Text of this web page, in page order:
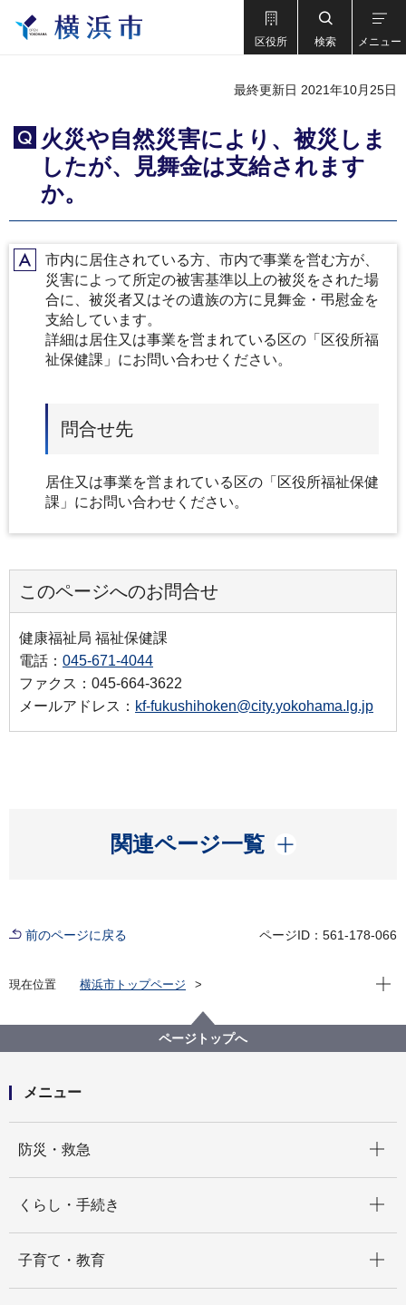
区役所 検索 メニュー
最終更新日 2021年10月25日
Q
火災や自然災害により、被災しま
したが、見舞金は支給されます
か。
A市内に居住されている方、市内で事業を営む方が、
災害によって所定の被害基準以上の被災をされた場
合に、被災者又はその遺族の方に見舞金・弔慰金を
支給しています。
詳細は居住又は事業を営まれている区の「区役所福
祉保健課」にお問い合わせください。
問合せ先
居住又は事業を営まれている区の「区役所福祉保健
課」にお問い合わせください。
このページへのお問合せ
健康福祉局 福祉保健課
電話： 045-671-4044
ファクス：045-664-3622
メールアドレス： kf-fukushihoken@city.yokohama.lg.jp
関連ページ一覧
開く
前のページに戻る ページID：561-178-066
現在位置
横浜市トップページ
健康福祉局
火災や自然災害により、被災しましたが、見舞金は支
給されますか。
現在
ページトップへ
メニュー
防災・救急
くらし・手続き
子育て・教育